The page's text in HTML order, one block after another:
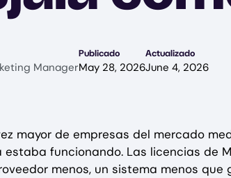
Manager
Publicado
May 28, 2026
Actualizado
June 4, 2026
mayor de empresas del mercado
estaba funcionando. Las licencias de
menos, un sistema menos